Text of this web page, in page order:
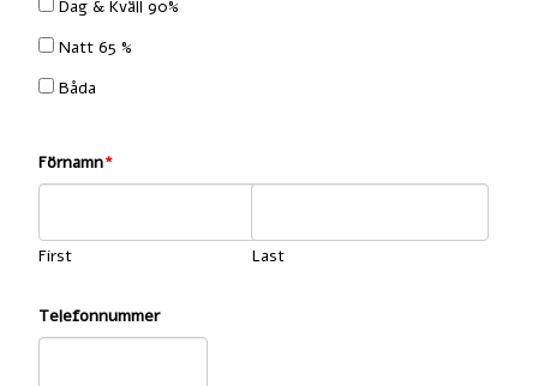
Dag & Kväll 90%
Natt 65 %
Båda
Förnamn
First Last
Telefonnummer